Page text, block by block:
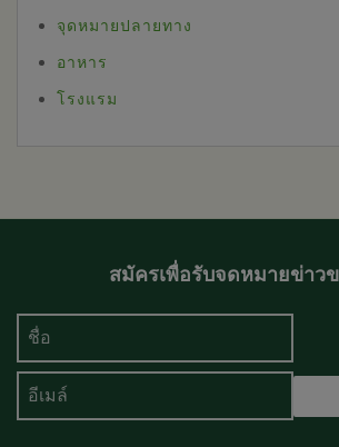
จุดหมายปลายทาง
อาหาร
โรงแรม
สมัครเพื่อรับจดหมายข่าวข